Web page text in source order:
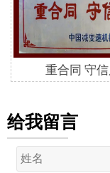
重合同 守信
给我留言